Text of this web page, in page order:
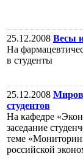
25.12.2008 Весы
На
в студенты
25.12.2008
студентов
На кафедре
заседание
теме
российской